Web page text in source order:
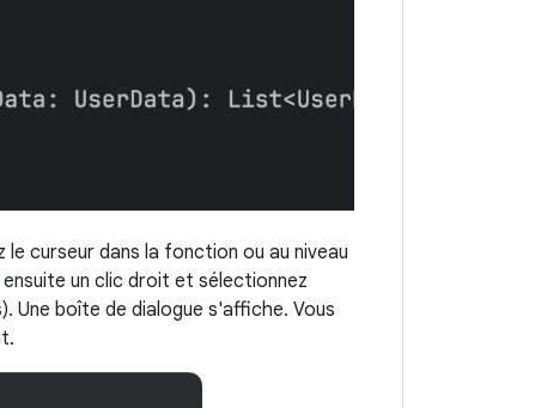
curseur dans la fonction ou au niveau
un clic droit et sélectionnez
Une boîte de dialogue s'affiche. Vous